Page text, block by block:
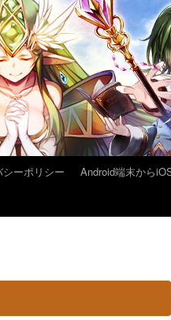
シーポリシー
Android端末から